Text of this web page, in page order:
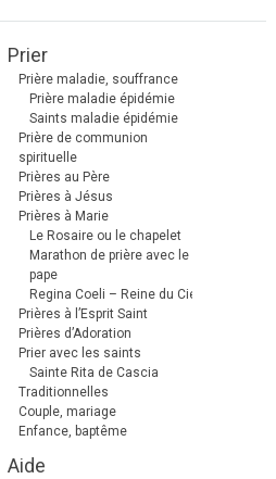
Prier
Prière maladie, souffrance
Prière maladie épidémie
Saints maladie épidémie
Prière de communion
spirituelle
Prières au Père
Prières à Jésus
Prières à Marie
Le Rosaire ou le chapelet
Marathon de prière avec le
pape
Regina Coeli – Reine du Ciel
Prières à l’Esprit Saint
Prières d’Adoration
Prier avec les saints
Sainte Rita de Cascia
Traditionnelles
Couple, mariage
Enfance, baptême
Aide